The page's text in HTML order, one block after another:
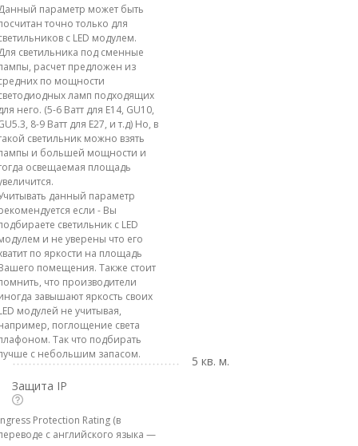
параметр может быть
точно только для
с LED модулем.
светильника под сменные
расчет предложен из
по мощности
ламп подходящих
него. (5-6 Ватт для E14, GU10,
8-9 Ватт для E27, и т.д) Но, в
светильник можно взять
и большей мощности и
освещаемая площадь
данный параметр
если - Вы
светильник с LED
и не уверены что его
по яркости на площадь
помещения. Также стоит
что производители
завышают яркость своих
модулей не учитывая,
поглощение света
Так что подбирать
с небольшим запасом.
5 кв. м.
Защита IP
Protection Rating (в
с английского языка —